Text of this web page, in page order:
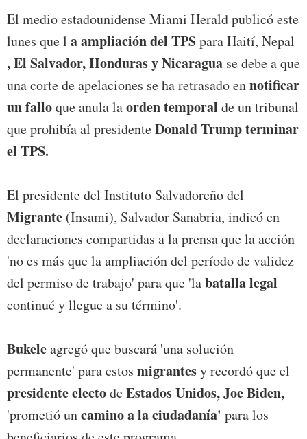
El medio estadounidense Miami Herald publicó este
lunes que l a ampliación del TPSpara Haití, Nepal
, El Salvador, Honduras y Nicaragua se debe a que
una corte de apelaciones se ha retrasado ennotificar
un falloque anula laorden temporal de un tribunal
que prohibía al presidenteDonald Trump terminar
el TPS.
El presidente del Instituto Salvadoreño del
Migrante (Insami), Salvador Sanabria, indicó en
declaraciones compartidas a la prensa que la acción
'no es más que la ampliación del período de validez
del permiso de trabajo' para que 'labatalla legal
continué y llegue a su término'.
Bukeleagregó que buscará 'una solución
permanente' para estos migrantesy recordó que el
presidente electodeEstados Unidos, Joe Biden,
'prometió uncamino a la ciudadanía' para los